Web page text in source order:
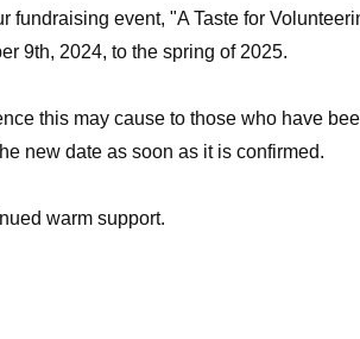
fundraising event, "A Taste for
9th, 2024, to the spring of 2025.
this may cause to those who have
new date as soon as it is confirmed.
warm support.